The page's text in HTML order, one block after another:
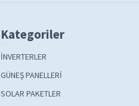
Kategoriler
İNVERTERLER
GÜNEŞ PANELLERİ
SOLAR PAKETLER